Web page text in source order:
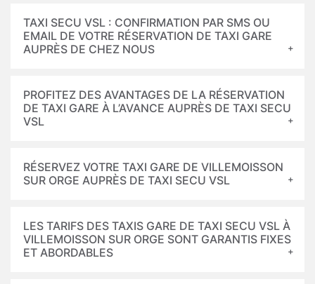
TAXI SECU VSL : CONFIRMATION PAR SMS OU
EMAIL DE VOTRE RÉSERVATION DE TAXI GARE
AUPRÈS DE CHEZ NOUS
PROFITEZ DES AVANTAGES DE LA RÉSERVATION
DE TAXI GARE À L’AVANCE AUPRÈS DE TAXI SECU
VSL
RÉSERVEZ VOTRE TAXI GARE DE VILLEMOISSON
SUR ORGE AUPRÈS DE TAXI SECU VSL
LES TARIFS DES TAXIS GARE DE TAXI SECU VSL À
VILLEMOISSON SUR ORGE SONT GARANTIS FIXES
ET ABORDABLES